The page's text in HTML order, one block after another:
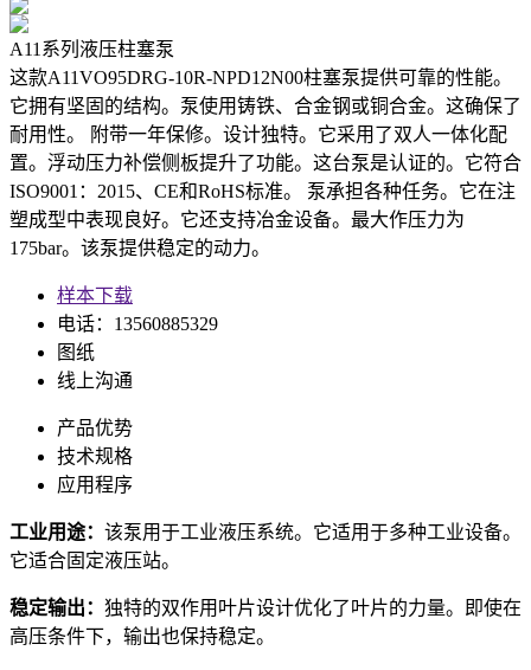
A11系列液压柱塞泵
这款A11VO95DRG-10R-NPD12N00柱塞泵提供可靠的性能。
它拥有坚固的结构。泵使用铸铁、合金钢或铜合金。这确保了
耐用性。 附带一年保修。设计独特。它采用了双人一体化配
置。浮动压力补偿侧板提升了功能。这台泵是认证的。它符合
ISO9001：2015、CE和RoHS标准。 泵承担各种任务。它在注
塑成型中表现良好。它还支持冶金设备。最大作压力为
175bar。该泵提供稳定的动力。
样本下载
电话：13560885329
图纸
线上沟通
产品优势
技术规格
应用程序
工业用途： 该泵用于工业液压系统。它适用于多种工业设备。
它适合固定液压站。
稳定输出： 独特的双作用叶片设计优化了叶片的力量。即使在
高压条件下，输出也保持稳定。